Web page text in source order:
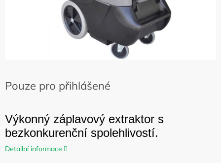
Pouze pro přihlášené
Výkonný záplavový extraktor s
bezkonkurenční spolehlivostí.
Detailní informace